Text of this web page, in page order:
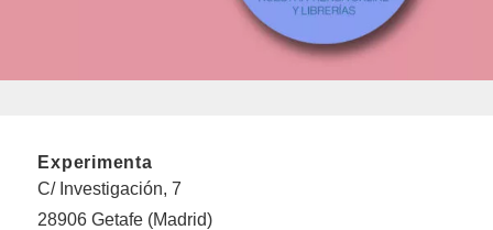
Experimenta
C/ Investigación, 7
28906 Getafe (Madrid)